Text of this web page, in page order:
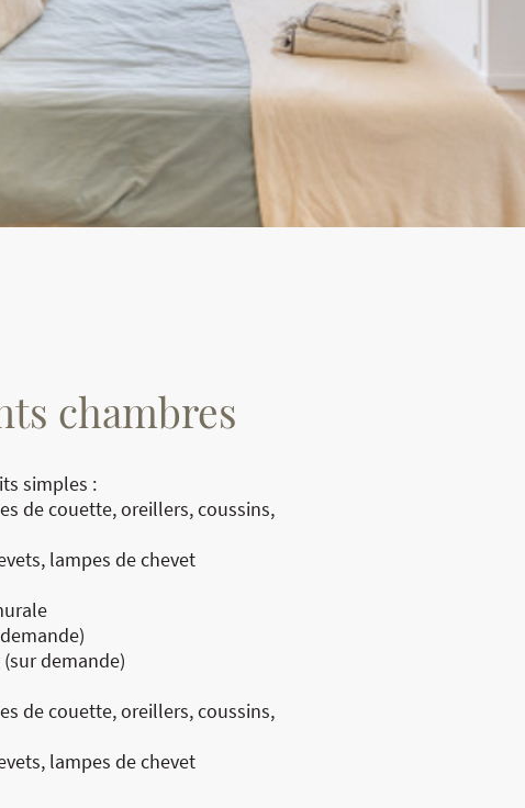
chambres
simples :
de couette, oreillers, coussins,
lampes de chevet
demande)
de couette, oreillers, coussins,
lampes de chevet